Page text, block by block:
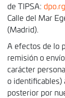
de TIPSA:
Calle del Mar
(Madrid).
A efectos de lo
remisión o
carácter
o identificables)
posterior por